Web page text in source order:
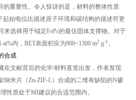
的重要性。令人惊讶的是，材料的整体性质
起始电位比描述原子环境和碳结构的描述符更
来选择用于锚定FePc的最佳固体支撑物。对于
内，BET表面积应为900~1300 m2 g-1 。
合成
在文献背后的化学/材料直觉出发，作者发现
纳米片（Zn-ZIF-L）合成的二维有缺陷的N掺
性质处于MI建议的合适范围内。